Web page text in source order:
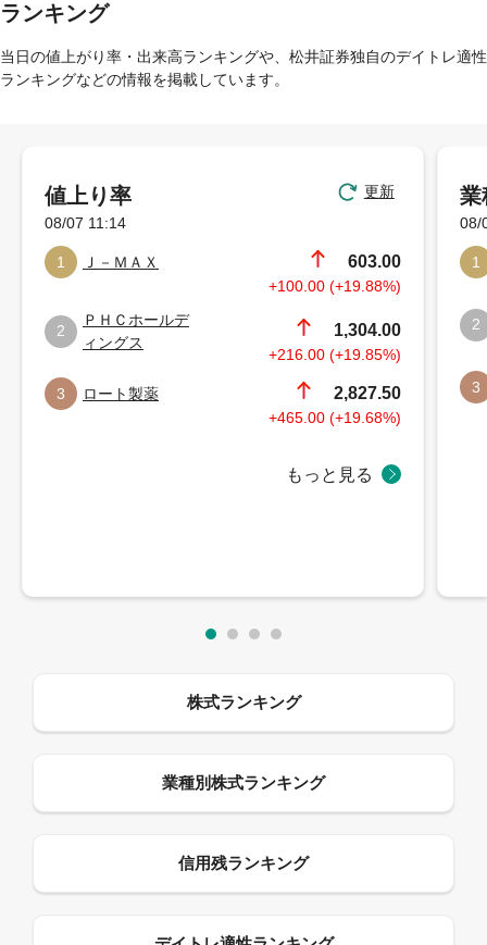
ランキング
当日の値上がり率・出来高ランキングや、松井証券独自のデイトレ適性
ランキングなどの情報を掲載しています。